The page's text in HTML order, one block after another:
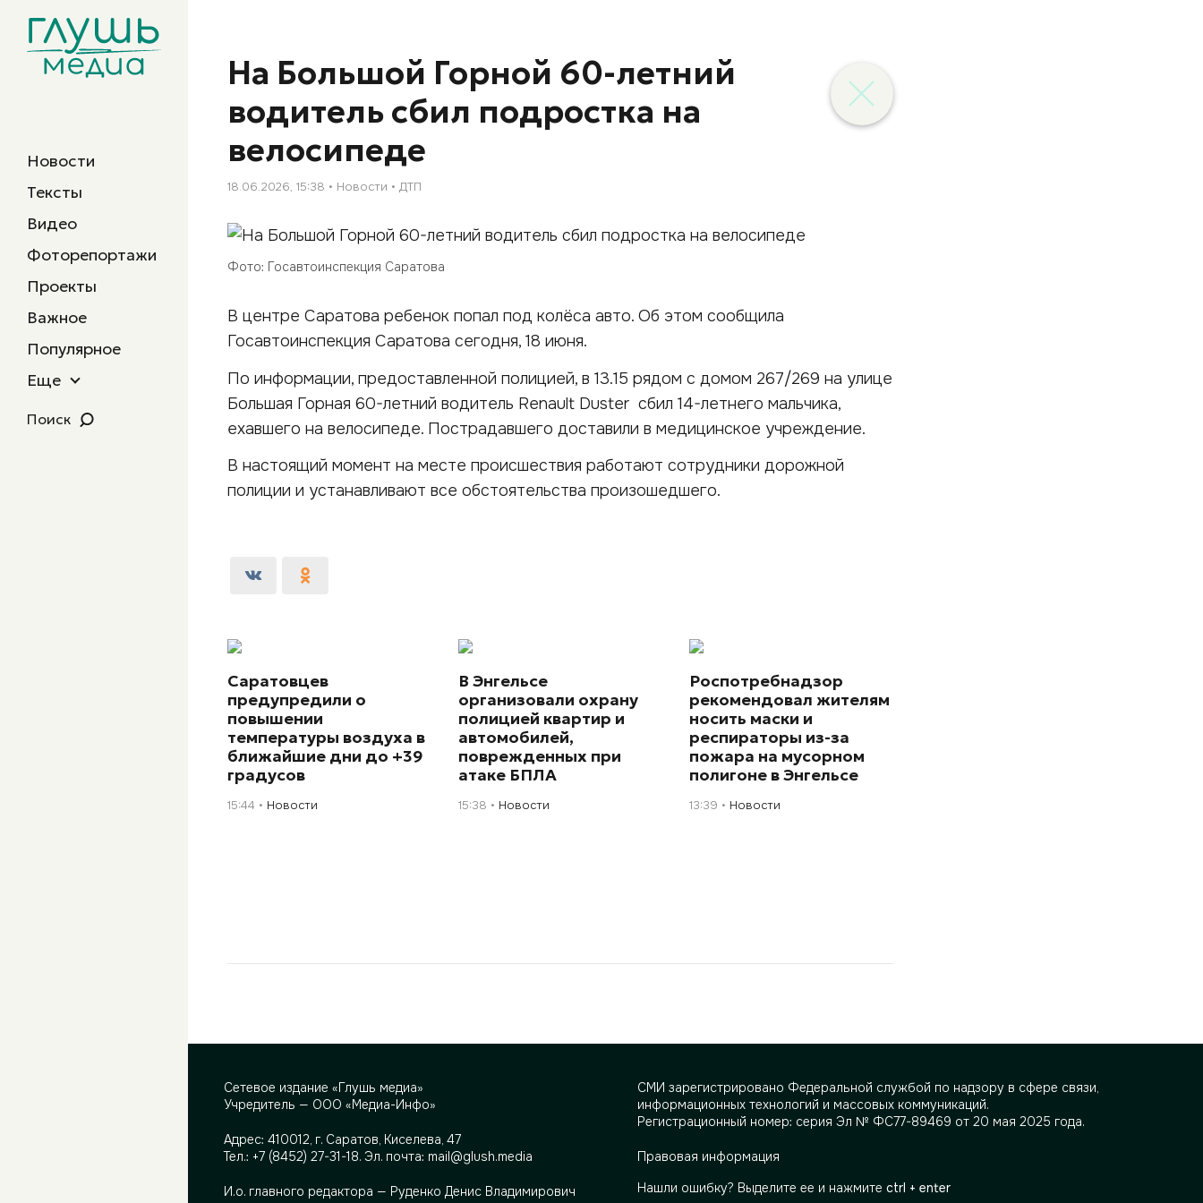
Новости
Тексты
Видео
Фоторепортажи
Проекты
Важное
Популярное
Еще
Поиск
На Большой Горной 60-летний
водитель сбил подростка на
велосипеде
18.06.2026, 15:38 Новости ДТП
Фото: Госавтоинспекция Саратова
В центре Саратова ребенок попал под колёса авто. Об этом сообщила
Госавтоинспекция Саратова сегодня, 18 июня.
По информации, предоставленной полицией, в 13.15 рядом с домом 267/269 на улице
Большая Горная 60-летний водитель Renault Duster сбил 14-летнего мальчика,
ехавшего на велосипеде. Пострадавшего доставили в медицинское учреждение.
В настоящий момент на месте происшествия работают сотрудники дорожной
полиции и устанавливают все обстоятельства произошедшего.
Саратовцев
предупредили о
повышении
температуры воздуха в
ближайшие дни до +39
градусов
15:44 Новости
В Энгельсе
организовали охрану
полицией квартир и
автомобилей,
поврежденных при
атаке БПЛА
15:38 Новости
Роспотребнадзор
рекомендовал жителям
носить маски и
респираторы из-за
пожара на мусорном
полигоне в Энгельсе
13:39 Новости
Сетевое издание «Глушь медиа»
Учредитель — ООО «Медиа-Инфо»
Адрес: 410012, г. Саратов, Киселева, 47
Тел.: +7 (8452) 27-31-18. Эл. почта: mail@glush.media
И.о. главного редактора — Руденко Денис Владимирович
СМИ зарегистрировано Федеральной службой по надзору в сфере связи,
информационных технологий и массовых коммуникаций.
Регистрационный номер: серия Эл № ФС77-89469 от 20 мая 2025 года.
Правовая информация
Нашли ошибку? Выделите ее и нажмите ctrl + enter